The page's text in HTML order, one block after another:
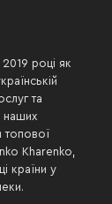
році як
та
топової
Kharenko,
країни у